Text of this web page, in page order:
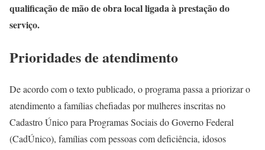
qualificação de mão de obra local ligada à prestação do
serviço.
Prioridades de atendimento
De acordo com o texto publicado, o programa passa a priorizar o
atendimento a famílias chefiadas por mulheres inscritas no
Cadastro Único para Programas Sociais do Governo Federal
(CadÚnico), famílias com pessoas com deficiência, idosos